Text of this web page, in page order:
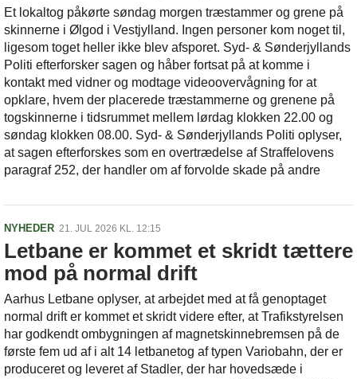
Et lokaltog påkørte søndag morgen træstammer og grene på
skinnerne i Ølgod i Vestjylland. Ingen personer kom noget til,
ligesom toget heller ikke blev afsporet. Syd- & Sønderjyllands
Politi efterforsker sagen og håber fortsat på at komme i
kontakt med vidner og modtage videoovervågning for at
opklare, hvem der placerede træstammerne og grenene på
togskinnerne i tidsrummet mellem lørdag klokken 22.00 og
søndag klokken 08.00. Syd- & Sønderjyllands Politi oplyser,
at sagen efterforskes som en overtrædelse af Straffelovens
paragraf 252, der handler om af forvolde skade på andre
NYHEDER 21. JUL 2026 KL. 12:15
Letbane er kommet et skridt tættere
mod på normal drift
Aarhus Letbane oplyser, at arbejdet med at få genoptaget
normal drift er kommet et skridt videre efter, at Trafikstyrelsen
har godkendt ombygningen af magnetskinnebremsen på de
første fem ud af i alt 14 letbanetog af typen Variobahn, der er
produceret og leveret af Stadler, der har hovedsæde i